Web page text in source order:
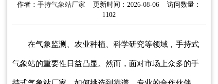
作者： 手持气象站厂家 更新时间：2026-08-06 访问数量：
1102
在气象监测、农业种植、科学研究等领域，手持式
气象站的重要性日益凸显。然而，面对市场上众多的手